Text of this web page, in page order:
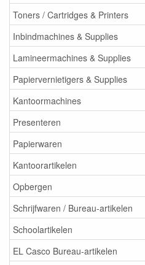
Toners / Cartridges & Printers
Inbindmachines & Supplies
Lamineermachines & Supplies
Papiervernietigers & Supplies
Kantoormachines
Presenteren
Papierwaren
Kantoorartikelen
Opbergen
Schrijfwaren / Bureau-artikelen
Schoolartikelen
EL Casco Bureau-artikelen